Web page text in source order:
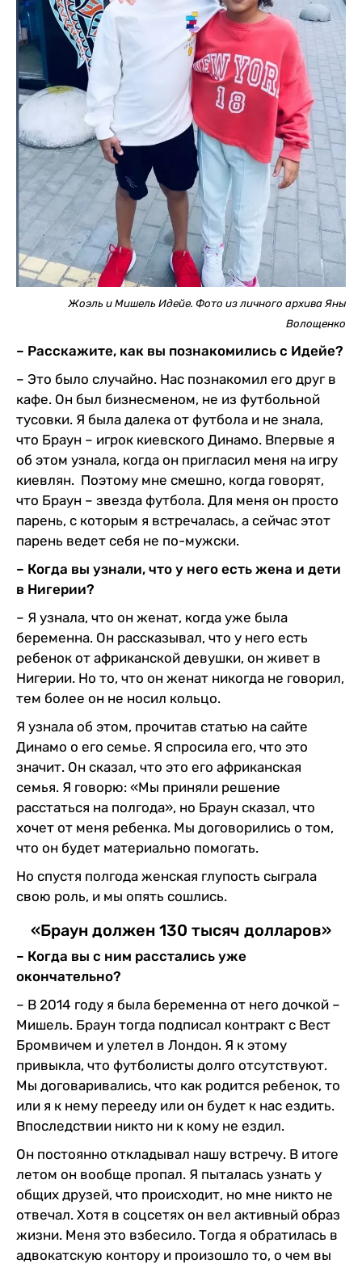
Жоэль и Мишель Идейе. Фото из личного архива Яны
Волощенко
– Расскажите, как вы познакомились с Идейе?
– Это было случайно. Нас познакомил его друг в
кафе. Он был бизнесменом, не из футбольной
тусовки. Я была далека от футбола и не знала,
что Браун – игрок киевского Динамо. Впервые я
об этом узнала, когда он пригласил меня на игру
киевлян. Поэтому мне смешно, когда говорят,
что Браун – звезда футбола. Для меня он просто
парень, с которым я встречалась, а сейчас этот
парень ведет себя не по-мужски.
– Когда вы узнали, что у него есть жена и дети
в Нигерии?
– Я узнала, что он женат, когда уже была
беременна. Он рассказывал, что у него есть
ребенок от африканской девушки, он живет в
Нигерии. Но то, что он женат никогда не говорил,
тем более он не носил кольцо.
Я узнала об этом, прочитав статью на сайте
Динамо о его семье. Я спросила его, что это
значит. Он сказал, что это его африканская
семья. Я говорю: «Мы приняли решение
расстаться на полгода», но Браун сказал, что
хочет от меня ребенка. Мы договорились о том,
что он будет материально помогать.
Но спустя полгода женская глупость сыграла
свою роль, и мы опять сошлись.
«Браун должен 130 тысяч долларов»
– Когда вы с ним расстались уже
окончательно?
– В 2014 году я была беременна от него дочкой –
Мишель. Браун тогда подписал контракт с Вест
Бромвичем и улетел в Лондон. Я к этому
привыкла, что футболисты долго отсутствуют.
Мы договаривались, что как родится ребенок, то
или я к нему перееду или он будет к нас ездить.
Впоследствии никто ни к кому не ездил.
Он постоянно откладывал нашу встречу. В итоге
летом он вообще пропал. Я пыталась узнать у
общих друзей, что происходит, но мне никто не
отвечал. Хотя в соцсетях он вел активный образ
жизни. Меня это взбесило. Тогда я обратилась в
адвокатскую контору и произошло то, о чем вы